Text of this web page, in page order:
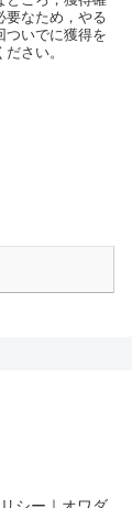
要なため，やる
ついでに獲得を
さい。